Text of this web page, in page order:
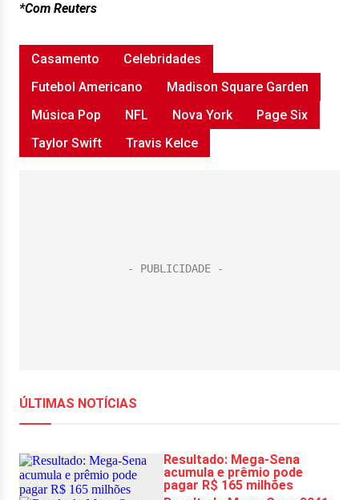
*Com Reuters
Casamento
Celebridades
Futebol Americano
Madison Square Garden
Música Pop
NFL Nova York
Page Six
Taylor Swift
Travis Kelce